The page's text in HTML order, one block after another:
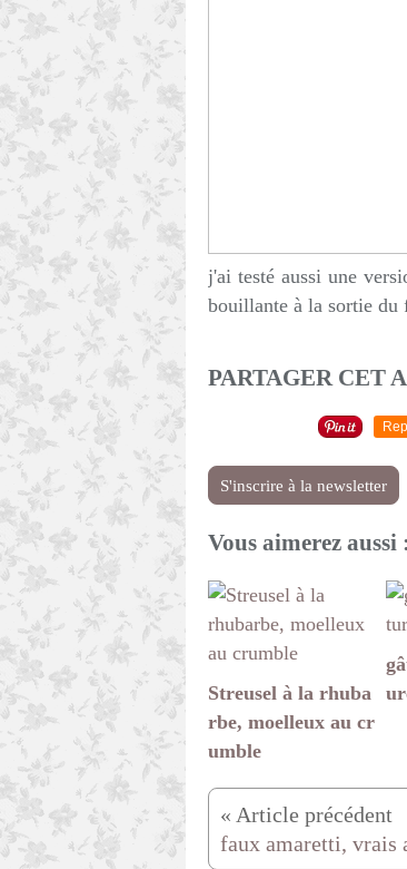
j'ai testé aussi une
bouillante à la sortie du
PARTAGER CET
S'inscrire à la newsletter
Vous aimerez aussi :
Streusel à la rhuba
rbe, moelleux au cr
umble